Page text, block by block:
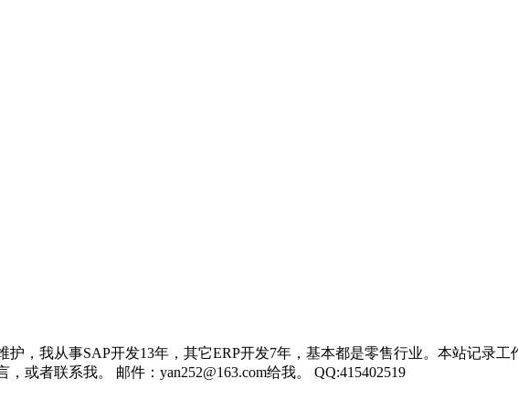
，我从事SAP开发13年，其它ERP开发7年，基本都是零售行业。本站记录
或者联系我。 邮件：yan252@163.com给我。 QQ:415402519